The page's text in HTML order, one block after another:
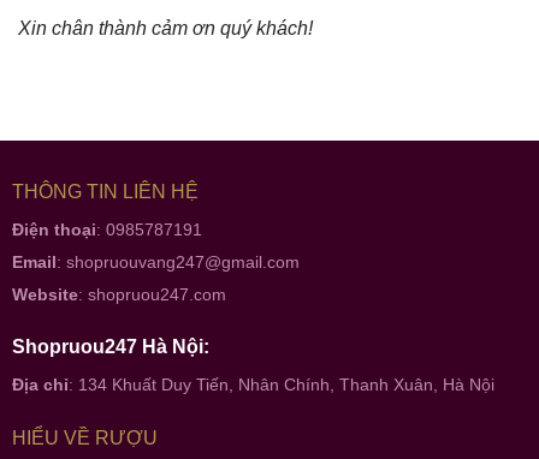
Xin chân thành cảm ơn quý khách!
THÔNG TIN LIÊN HỆ
Điện thoại: 0985787191
Email: shopruouvang247@gmail.com
Website: shopruou247.com
Shopruou247 Hà Nội:
Địa chỉ: 134 Khuất Duy Tiến, Nhân Chính, Thanh Xuân, Hà Nội
HIỂU VỀ RƯỢU